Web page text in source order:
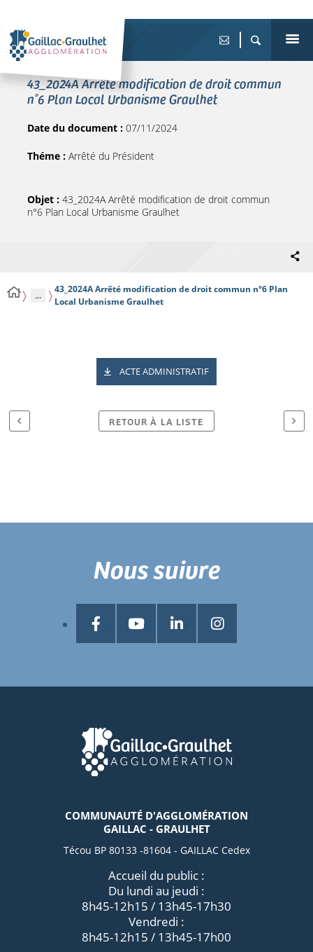
43_2024A Arrêté modification de droit commun
n°6 Plan Local Urbanisme Graulhet
Date du document : 07/11/2024
Théme : Arrêté du Président
Objet : 43_2024A Arrêté modification de droit commun
n°6 Plan Local Urbanisme Graulhet
...
43_2024A Arrêté modification de droit commun n°6 Plan
Local Urbanisme Graulhet
ACTE ADMINISTRATIF
RETOUR À LA LISTE
COMMUNAUTÉ D'AGGLOMÉRATION
GAILLAC - GRAULHET
Técou BP 80133 -81604 - GAILLAC Cedex
Accueil du public :
Du lundi au jeudi :
8h45-12h15 / 13h45-17h30
Vendredi :
8h45-12h15 / 13h45-17h00
Nous suivre